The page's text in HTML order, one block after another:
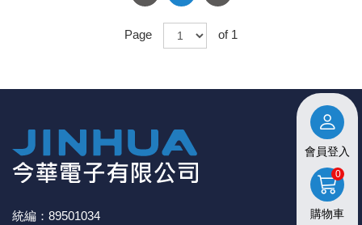
Page of 1
會員登入
購物車
0
統編：89501034